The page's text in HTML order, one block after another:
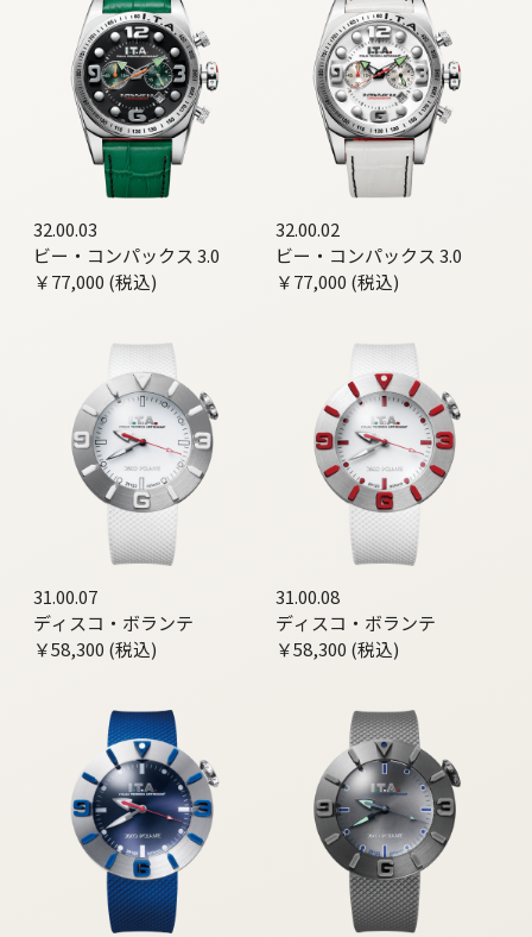
32.00.03
ビー・コンパックス 3.0
￥77,000 (税込)
32.00.02
ビー・コンパックス 3.0
￥77,000 (税込)
31.00.07
ディスコ・ボランテ
￥58,300 (税込)
31.00.08
ディスコ・ボランテ
￥58,300 (税込)